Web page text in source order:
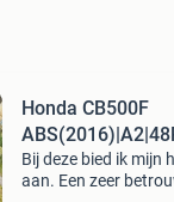
Honda CB500F
onderhouden
Bij deze bied ik mijn
aan. Een zeer